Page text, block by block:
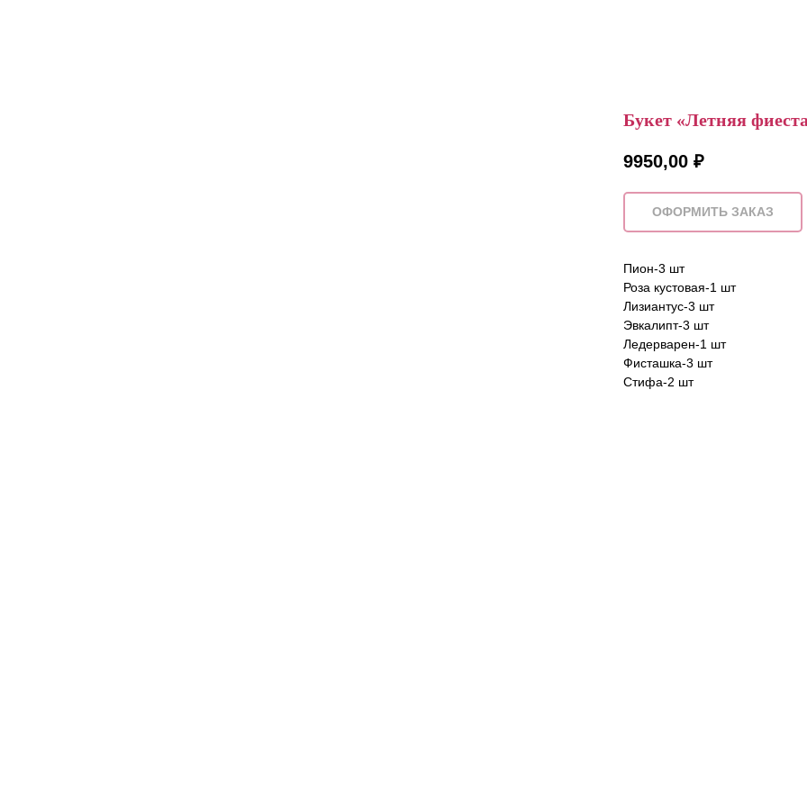
Букет «Летняя
9950,00 ₽
ОФОРМИТЬ ЗАКАЗ
Пион-3 шт
Роза кустовая-1 шт
Лизиантус-3 шт
Эвкалипт-3 шт
Ледерварен-1 шт
Фисташка-3 шт
Стифа-2 шт